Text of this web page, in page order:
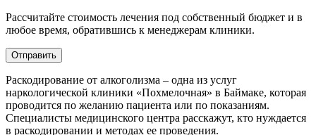
Рассчитайте стоимость лечения под собственный бюджет и в
любое время, обратившись к менеджерам клиники.
Отправить
Раскодирование от алкоголизма – одна из услуг
наркологической клиники «Похмелочная» в Баймаке, которая
проводится по желанию пациента или по показаниям.
Специалисты медицинского центра расскажут, кто нуждается
в раскодировании и методах ее проведения.